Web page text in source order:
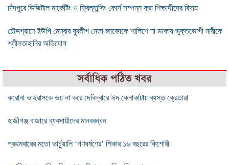
চাঁদপুরে ডিজিটাল মার্কেটিং ও ফ্রিল্যান্সিং কোর্স সম্পন্ন করা শিক্ষার্থীদের বিদায়
চৌদ্দগ্রামে ইউপি মেম্বার যুবলীগ নেতা জাবেদকে শালিশে না ডাকায় ভুক্তভোগী নারীকে
শ্লীলতাহানির অভিযোগ
সর্বাধিক পঠিত খবর
করোনা ভাইরাসকে ভয় না করে দেবিদ্বারে ঈদ কেনাকাটায় ব্যস্ত ক্রেতারা
হাজীগঞ্জ বাজারে ব্যবসায়ীদের মানববন্ধন
প্রথমবারের মতো ভার্চুয়ালি ‘গণধর্ষণের’ শিকার ১৬ বছরের কিশোরী